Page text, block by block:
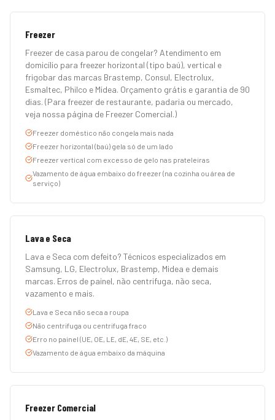
Freezer
Freezer de casa parou de congelar? Atendimento em
domicílio para freezer horizontal (tipo baú), vertical e
frigobar das marcas Brastemp, Consul, Electrolux,
Esmaltec, Philco e Midea. Orçamento grátis e garantia de 90
dias. (Para freezer de restaurante, padaria ou mercado,
veja nossa página de Freezer Comercial.)
Freezer doméstico não congela mais nada
Freezer horizontal (baú) gela só de um lado
Freezer vertical com excesso de gelo nas prateleiras
Vazamento de água embaixo do freezer (na cozinha ou área de
serviço)
Lava e Seca
Lava e Seca com defeito? Técnicos especializados em
Samsung, LG, Electrolux, Brastemp, Midea e demais
marcas. Erros de painel, não centrifuga, não seca,
vazamento e mais.
Lava e Seca não seca a roupa
Não centrifuga ou centrifuga fraco
Erro no painel (UE, OE, LE, dE, 4E, SE, etc.)
Vazamento de água embaixo da máquina
Freezer Comercial